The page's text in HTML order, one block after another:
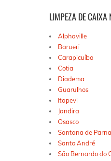
LIMPEZA DE CAIXA
Alphaville
Barueri
Carapicuíba
Cotia
Diadema
Guarulhos
Itapevi
Jandira
Osasco
Santana de
Santo André
São Bernardo do